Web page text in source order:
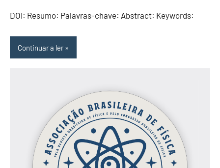
DOI: Resumo: Palavras-chave: Abstract: Keywords:
Continuar a ler